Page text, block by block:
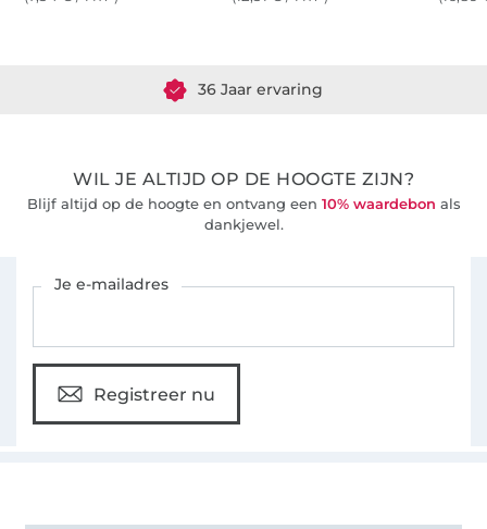
36 Jaar ervaring
WIL JE ALTIJD OP DE HOOGTE ZIJN?
Blijf altijd op de hoogte en ontvang een 10% waardebon als
dankjewel.
Je e-mailadres
Registreer nu